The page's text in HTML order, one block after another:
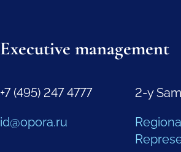
Executive management
+7 (495) 247 4777
id@opora.ru
2-y